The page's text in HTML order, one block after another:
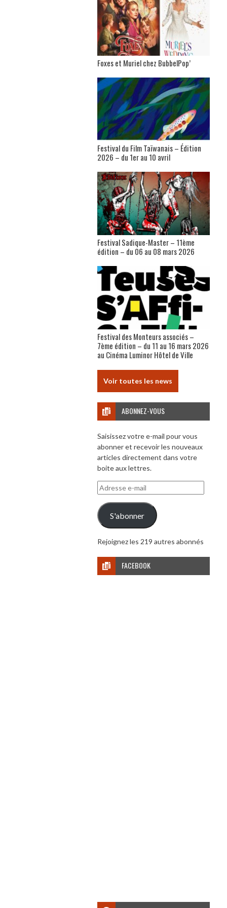
Foxes et Muriel chez BubbelPop’
Festival du Film Taïwanais – Édition
2026 – du 1er au 10 avril
Festival Sadique-Master – 11ème
édition – du 06 au 08 mars 2026
Festival des Monteurs associés –
7ème édition – du 11 au 16 mars 2026
au Cinéma Luminor Hôtel de Ville
Voir toutes les news
ABONNEZ-VOUS
Saisissez votre e-mail pour vous
abonner et recevoir les nouveaux
articles directement dans votre
boite aux lettres.
Adresse
e-
mail
S'abonner
Rejoignez les 219 autres abonnés
FACEBOOK